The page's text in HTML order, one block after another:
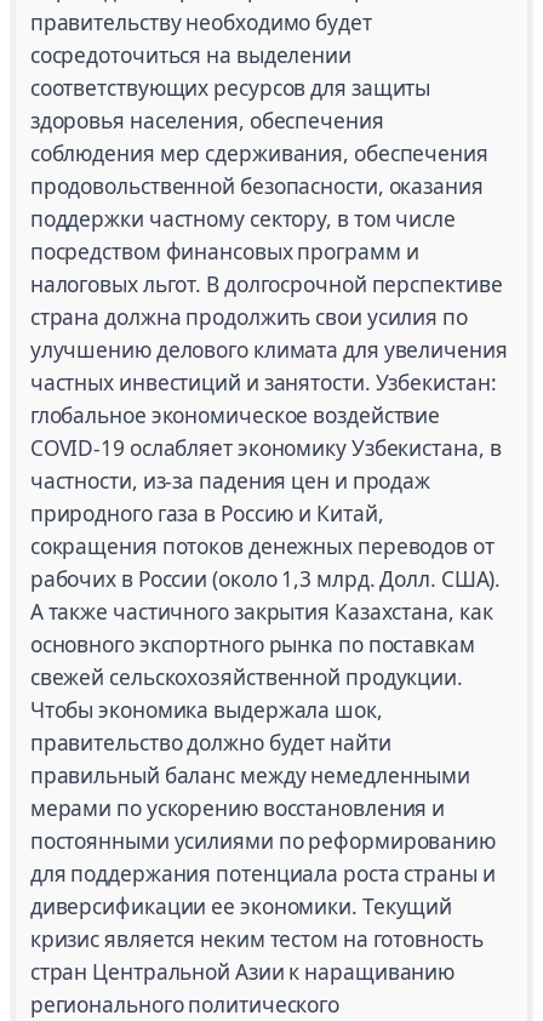
правительству необходимо будет
сосредоточиться на выделении
соответствующих ресурсов для защиты
здоровья населения, обеспечения
соблюдения мер сдерживания, обеспечения
продовольственной безопасности, оказания
поддержки частному сектору, в том числе
посредством финансовых программ и
налоговых льгот. В долгосрочной перспективе
страна должна продолжить свои усилия по
улучшению делового климата для увеличения
частных инвестиций и занятости. Узбекистан:
глобальное экономическое воздействие
COVID-19 ослабляет экономику Узбекистана, в
частности, из-за падения цен и продаж
природного газа в Россию и Китай,
сокращения потоков денежных переводов от
рабочих в России (около 1,3 млрд. Долл. США).
А также частичного закрытия Казахстана, как
основного экспортного рынка по поставкам
свежей сельскохозяйственной продукции.
Чтобы экономика выдержала шок,
правительство должно будет найти
правильный баланс между немедленными
мерами по ускорению восстановления и
постоянными усилиями по реформированию
для поддержания потенциала роста страны и
диверсификации ее экономики. Текущий
кризис является неким тестом на готовность
стран Центральной Азии к наращиванию
регионального политического